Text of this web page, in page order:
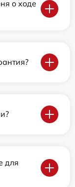
о ходе
для